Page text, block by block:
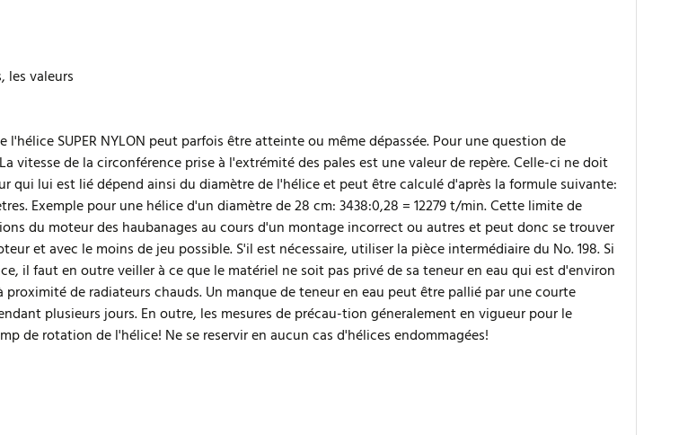
les valeurs
SUPER NYLON peut parfois être atteinte ou même dépassée. Pour une question de
vitesse de la circonférence prise à l'extrémité des pales est une valeur de repère. Celle-ci ne doit
qui lui est lié dépend ainsi du diamètre de l'hélice et peut être calculé d'après la formule suivante:
Exemple pour une hélice d'un diamètre de 28 cm: 3438:0,28 = 12279 t/min. Cette limite de
du moteur des haubanages au cours d'un montage incorrect ou autres et peut donc se trouver
et avec le moins de jeu possible. S'il est nécessaire, utiliser la pièce intermédiaire du No. 198. Si
il faut en outre veiller à ce que le matériel ne soit pas privé de sa teneur en eau qui est d'environ
de radiateurs chauds. Un manque de teneur en eau peut être pallié par une courte
plusieurs jours. En outre, les mesures de précau-tion géneralement en vigueur pour le
de rotation de l'hélice! Ne se reservir en aucun cas d'hélices endommagées!